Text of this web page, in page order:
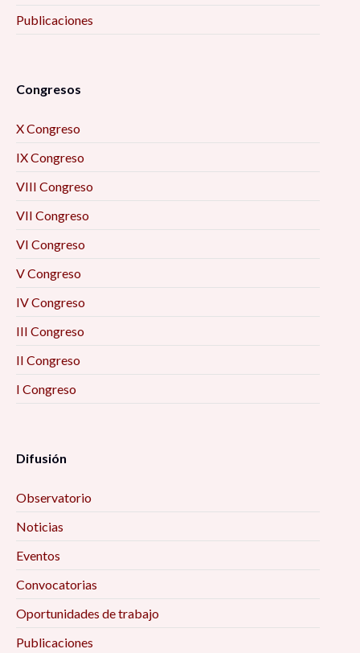
Publicaciones
Congresos
X Congreso
IX Congreso
VIII Congreso
VII Congreso
VI Congreso
V Congreso
IV Congreso
III Congreso
II Congreso
I Congreso
Difusión
Observatorio
Noticias
Eventos
Convocatorias
Oportunidades de trabajo
Publicaciones